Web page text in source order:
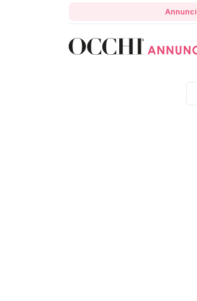
Annunci